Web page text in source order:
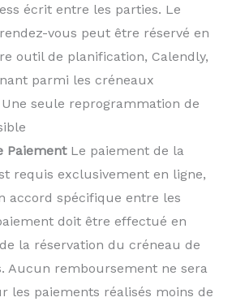
écrit entre les parties. Le
vous peut être réservé en
outil de planification, Calendly,
parmi les créneaux
seule reprogrammation de
PaiementLe paiement de la
requis exclusivement en ligne,
accord spécifique entre les
doit être effectué en
la réservation du créneau de
Aucun remboursement ne sera
les paiements réalisés moins de